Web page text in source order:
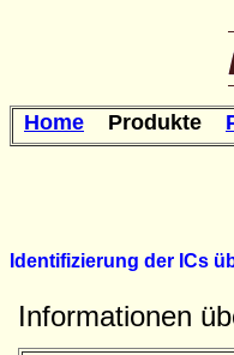
Home Produkte
Identifizierung der ICs
Informationen